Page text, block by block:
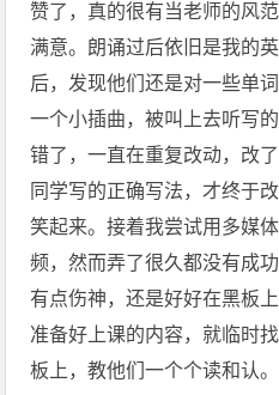
赞了，真的很有当老师的风
满意。朗诵过后依旧是我的
后，发现他们还是对一些单
一个小插曲，被叫上去听写
错了，一直在重复改动，改
同学写的正确写法，才终于
笑起来。接着我尝试用多媒
频，然而弄了很久都没有成
有点伤神，还是好好在黑板
准备好上课的内容，就临时
板上，教他们一个个读和认